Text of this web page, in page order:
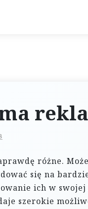
różne.
się na
ich w
szerokie